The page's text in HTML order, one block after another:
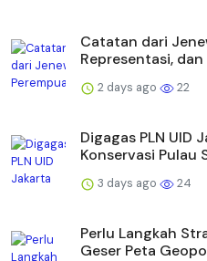
Catatan dari
Representasi, dan
2 days ago 22
Digagas PLN UID
Konservasi Pulau
3 days ago 24
Perlu Langkah
Geser Peta